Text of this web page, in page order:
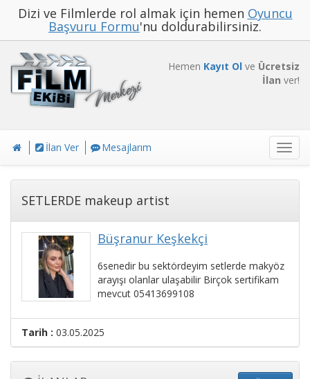
Dizi ve Filmlerde rol almak için hemen Oyuncu
Başvuru Formu'nu doldurabilirsiniz.
Hemen Kayıt Ol ve Ücretsiz
İlan ver!
İlan Ver Mesajlarım
SETLERDE makeup artist
Büşranur Keşkekçi
6senedir bu sektördeyim setlerde makyöz
arayışı olanlar ulaşabilir Birçok sertifikam
mevcut 05413699108
Tarih : 03.05.2025